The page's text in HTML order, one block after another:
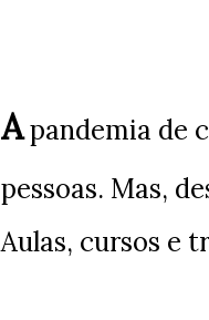
Apandemia de
pessoas. Mas,
Aulas, cursos e